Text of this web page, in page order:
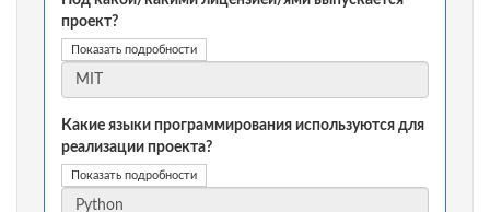
проект?
Показать подробности
Какие языки программирования используются для
реализации проекта?
Показать подробности